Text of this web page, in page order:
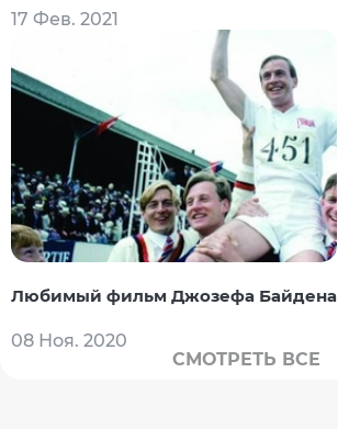
17 Фев. 2021
Любимый фильм Джозефа Байдена
08 Ноя. 2020
СМОТРЕТЬ ВСЕ